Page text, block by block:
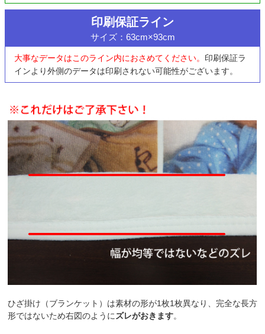
印刷保証ライン
サイズ：63cm×93cm
大事なデータはこのライン内におさめてください。 印刷保証ラ
インより外側のデータは印刷されない可能性がございます。
ひざ掛け（ブランケット）は素材の形が1枚1枚異なり、完全な長方
形ではないため右図のように ズレがおきます。